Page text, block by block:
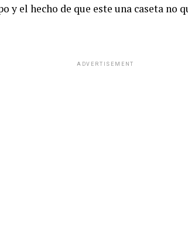
y el hecho de que este una caseta no
ADVERTISEMENT